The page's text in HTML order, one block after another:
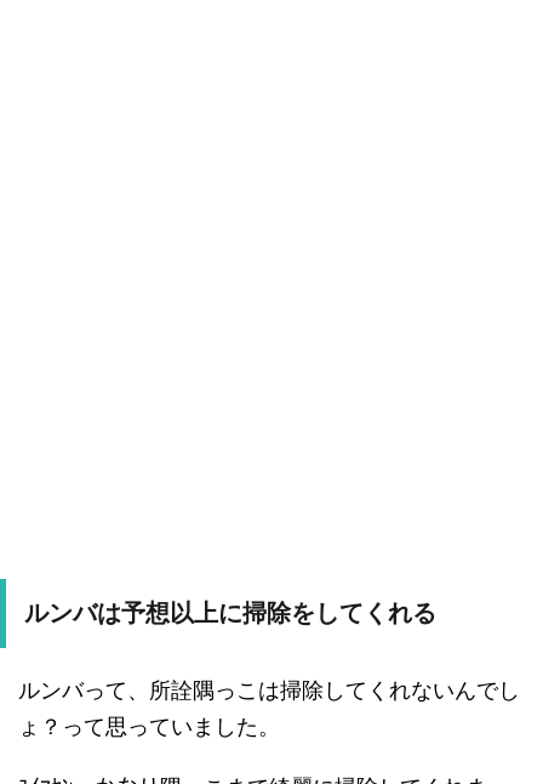
ルンバは予想以上に掃除をしてくれる
ルンバって、所詮隅っこは掃除してくれないんでし
ょ？って思っていました。